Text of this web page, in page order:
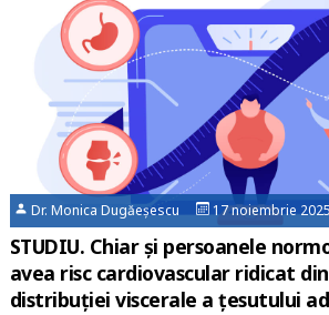
Dr. Monica Dugăeșescu 17 noiembrie
STUDIU. Chiar şi persoanele
avea risc cardiovascular ridicat
distribuţiei viscerale a ţesutului